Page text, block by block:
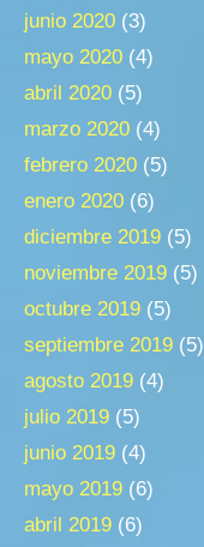
junio 2020 (3)
mayo 2020 (4)
abril 2020 (5)
marzo 2020 (4)
febrero 2020 (5)
enero 2020 (6)
diciembre 2019 (5)
noviembre 2019 (5)
octubre 2019 (5)
septiembre 2019 (5)
agosto 2019 (4)
julio 2019 (5)
junio 2019 (4)
mayo 2019 (6)
abril 2019 (6)